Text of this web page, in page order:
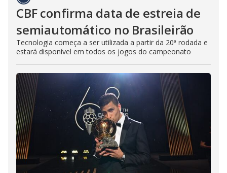
CBF confirma data de estreia de
semiautomático no Brasileirão
Tecnologia começa a ser utilizada a partir da 20ª rodada e
estará disponível em todos os jogos do campeonato